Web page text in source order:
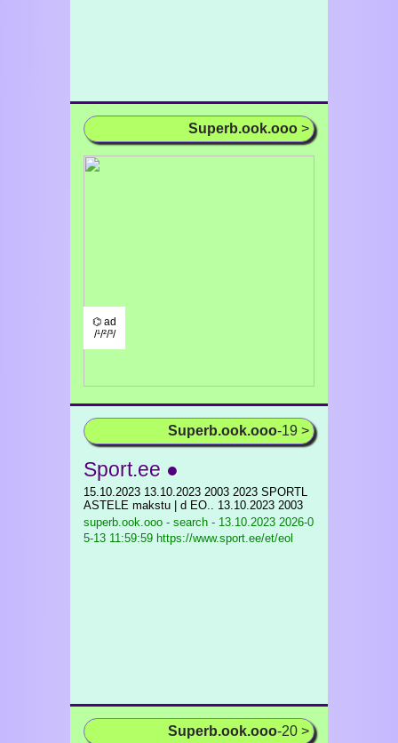
Superb.ook.ooo >
⌬ ad
/¹/²/³/
Superb.ook.ooo-19 >
Sport.ee ●
15.10.2023 13.10.2023 2003 2023 SPORTL
ASTELE makstu | d EO.. 13.10.2023 2003
superb.ook.ooo - search - 13.10.2023 2026-0
5-13 11:59:59 https://www.sport.ee/et/eol
Superb.ook.ooo-20 >